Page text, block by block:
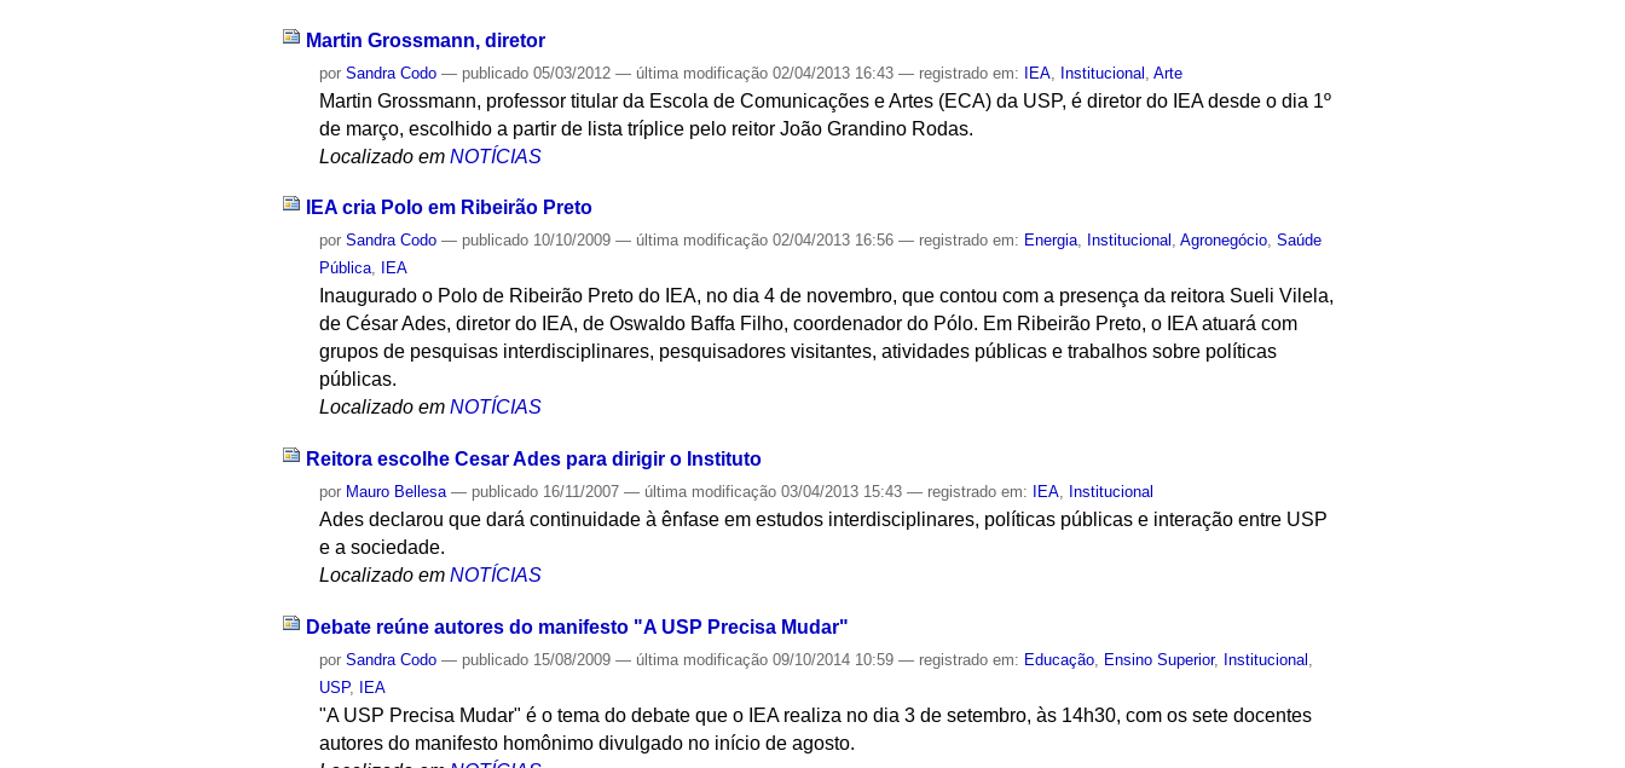
Martin Grossmann, diretor
porSandra Codo — publicado 05/03/2012— última modificação 02/04/2013 16:43— registrado em: IEA Institucional ,Arte
Martin Grossmann, professor titular da Escola de Comunicações e Artes (ECA) da USP, é diretor do IEA desde o dia 1º
de março, escolhido a partir de lista tríplice pelo reitor João Grandino Rodas.
Localizado em NOTÍCIAS
IEA cria Polo em Ribeirão Preto
porSandra Codo — publicado 10/10/2009— última modificação 02/04/2013 16:56— registrado em: Energia, Institucional ,Agronegócio,Saúde
Pública, IEA
Inaugurado o Polo de Ribeirão Preto do IEA, no dia 4 de novembro, que contou com a presença da reitora Sueli Vilela,
de César Ades, diretor do IEA, de Oswaldo Baffa Filho, coordenador do Pólo. Em Ribeirão Preto, o IEA atuará com
grupos de pesquisas interdisciplinares, pesquisadores visitantes, atividades públicas e trabalhos sobre políticas
públicas.
Localizado em NOTÍCIAS
Reitora escolhe Cesar Ades para dirigir o Instituto
por Mauro Bellesa — publicado 16/11/2007— última modificação 03/04/2013 15:43— registrado em: IEA Institucional
Ades declarou que dará continuidade à ênfase em estudos interdisciplinares, políticas públicas e interação entre USP
e a sociedade.
Localizado em NOTÍCIAS
Debate reúne autores do manifesto "A USP Precisa Mudar"
porSandra Codo — publicado 15/08/2009— última modificação 09/10/2014 10:59— registrado em: Educação Ensino Superior, Institucional
USP, IEA
"A USP Precisa Mudar" é o tema do debate que o IEA realiza no dia 3 de setembro, às 14h30, com os sete docentes
autores do manifesto homônimo divulgado no início de agosto.